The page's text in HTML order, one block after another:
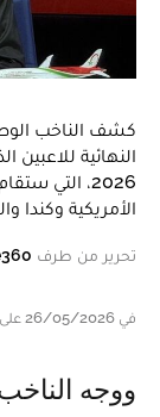
كشف الناخب
النهائية
2026، التي
الأمريكية وكندا
تحرير من طرف
في 26/05/2026 على الساعة 19:13
ووجه الناخب الوطني محمد وهبي الدعوة